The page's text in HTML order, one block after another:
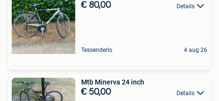
€ 80,00 Details
Tessenderlo 4 aug 26
Mtb Minerva 24 inch
€ 50,00 Details